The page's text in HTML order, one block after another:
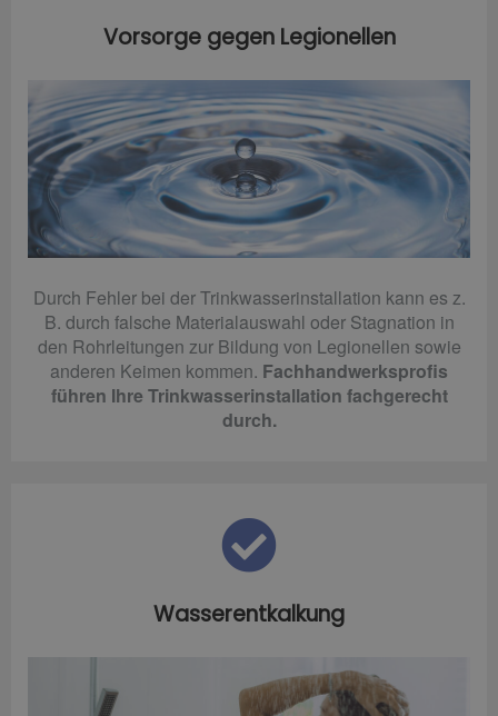
Vorsorge gegen Legionellen
Durch Fehler bei der Trinkwasserinstallation kann es z.
B. durch falsche Materialauswahl oder Stagnation in
den Rohrleitungen zur Bildung von Legionellen sowie
anderen Keimen kommen. Fachhandwerksprofis
führen Ihre Trinkwasserinstallation fachgerecht
durch.
Wasserentkalkung